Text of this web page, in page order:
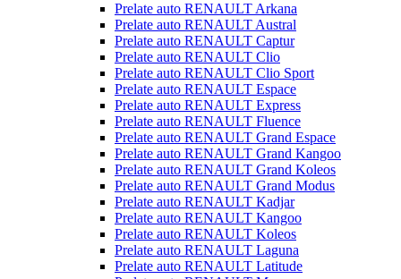
Prelate auto RENAULT Arkana
Prelate auto RENAULT Austral
Prelate auto RENAULT Captur
Prelate auto RENAULT Clio
Prelate auto RENAULT Clio Sport
Prelate auto RENAULT Espace
Prelate auto RENAULT Express
Prelate auto RENAULT Fluence
Prelate auto RENAULT Grand Espace
Prelate auto RENAULT Grand Kangoo
Prelate auto RENAULT Grand Koleos
Prelate auto RENAULT Grand Modus
Prelate auto RENAULT Kadjar
Prelate auto RENAULT Kangoo
Prelate auto RENAULT Koleos
Prelate auto RENAULT Laguna
Prelate auto RENAULT Latitude